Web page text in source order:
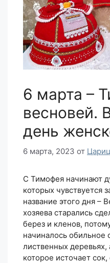
6 марта –
весновей.
день
6 марта, 2023 от
С Тимофея начинают
которых чувствуется
название этого дня –
хозяева старались
берез и кленов,
начиналось обильное
лиственных деревьях,
которое источает